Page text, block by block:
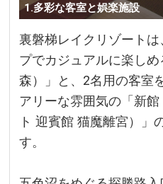
1.多彩な客室と娯楽施設
裏磐梯レイクリゾート
プでカジュアルに楽し
森）」と、2名用の客室
アリーな雰囲気の「新
ト 迎賓館 猫魔離宮）」
す。